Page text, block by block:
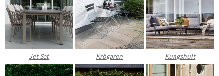
Jet Set Krögaren Kungshult